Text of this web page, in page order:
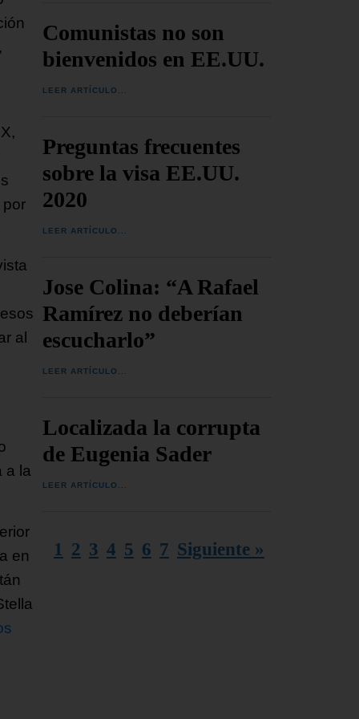
por
al
a la
en
Comunistas no son
bienvenidos en EE.UU.
LEER ARTÍCULO...
Preguntas frecuentes
sobre la visa EE.UU.
2020
LEER ARTÍCULO...
Jose Colina: “A Rafael
Ramírez no deberían
escucharlo”
LEER ARTÍCULO...
Localizada la corrupta
de Eugenia Sader
LEER ARTÍCULO...
1 2 3 4 5 6 7 Siguiente »